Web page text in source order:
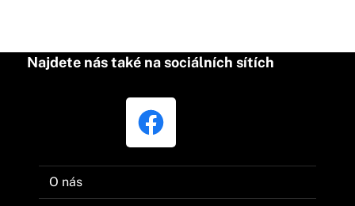
Najdete nás také na sociálních sítích
O nás